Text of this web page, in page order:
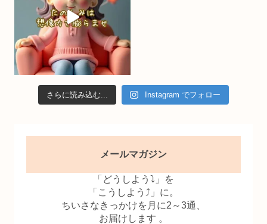
さらに読み込む... Instagram でフォロー
メールマガジン
「どうしよう⤵」を
「こうしよう⤴」に。
ちいさなきっかけを月に2～3通、
お届けします 。